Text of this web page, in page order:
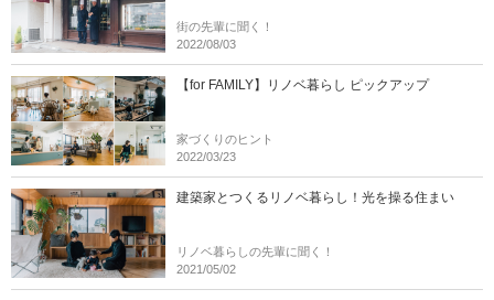
街の先輩に聞く！
2022/08/03
【for FAMILY】リノベ暮らし ピックアップ
家づくりのヒント
2022/03/23
建築家とつくるリノベ暮らし！光を操る住まい
リノベ暮らしの先輩に聞く！
2021/05/02